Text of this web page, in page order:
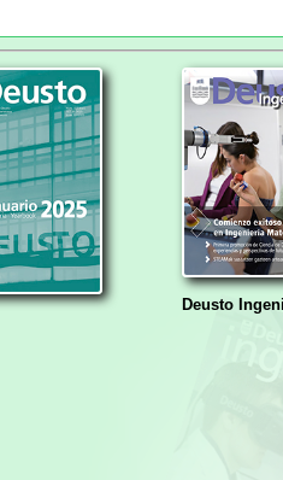
Deusto